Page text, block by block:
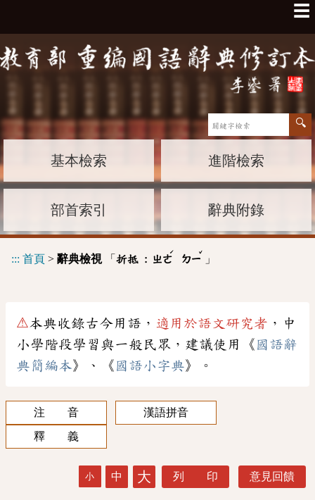
☰
基本檢索 進階檢索
部首索引 辭典附錄
::: 首頁 > 辭典檢視「 折抵 : ㄓㄜ
ˊ
ㄉㄧ
ˇ
」
⚠本典收錄古今用語， 適用於語文研究者 ，中
小學階段學習與一般民眾，建議使用《 國語辭
典簡編本》、《 國語小字典》。
注 音
漢語拼音
釋 義
小 中 大 列 印 意見回饋